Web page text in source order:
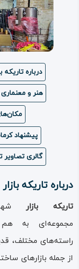
اقامتگاه
درباره تاریکه
هنر و معنماری
پیشنهاد
گالری تصاویر
درباره تاریکه بازار
تاریکه‌ بازار
مجموعه‌ای به
راسته‌های مختلف،
از جمله بازارهای